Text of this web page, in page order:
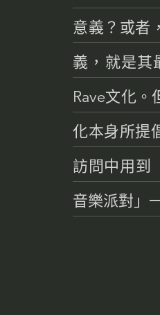
意義？或者
義，就是其
Rave文化。
化本身所提
訪問中用到
音樂派對」